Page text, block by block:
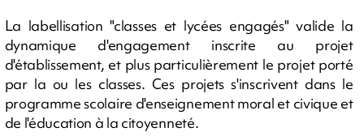
La labellisation "classes et lycées engagés" valide la
dynamique d'engagement inscrite au projet
d'établissement, et plus particulièrement le projet porté
par la ou les classes. Ces projets s'inscrivent dans le
programme scolaire d'enseignement moral et civique et
de l'éducation à la citoyenneté.